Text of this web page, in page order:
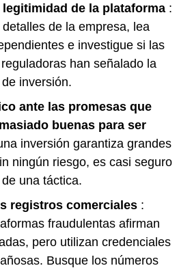
de la plataforma :
de la empresa, lea
e investigue si las
han señalado la
inversión.
ante las promesas que
buenas para ser
inversión garantiza grandes
ningún riesgo, es casi seguro
una táctica.
registros comerciales :
fraudulentas afirman
pero utilizan credenciales
Busque los números